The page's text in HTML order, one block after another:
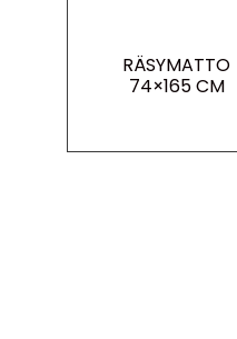
RÄSYMATTO
74×165 CM